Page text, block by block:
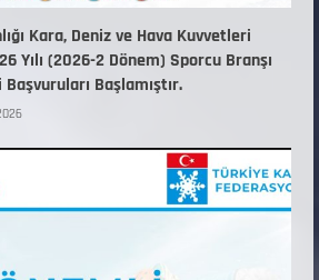
Kara, Deniz ve Hava Kuvvetleri
Yılı (2026-2 Dönem) Sporcu Branşı
Başlamıştır.